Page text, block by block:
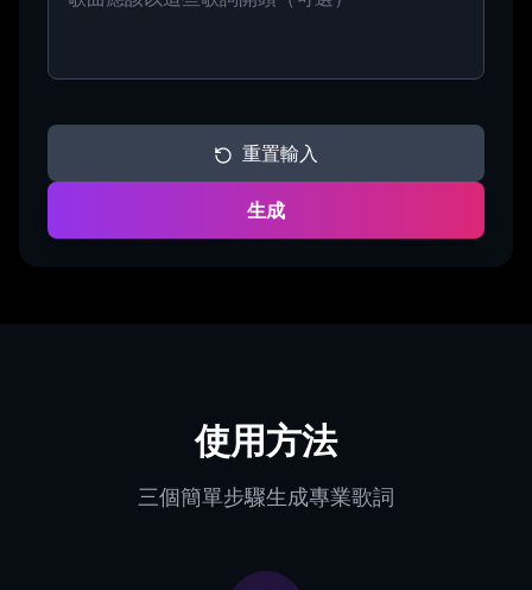
重置輸入
生成
使用方法
三個簡單步驟生成專業歌詞